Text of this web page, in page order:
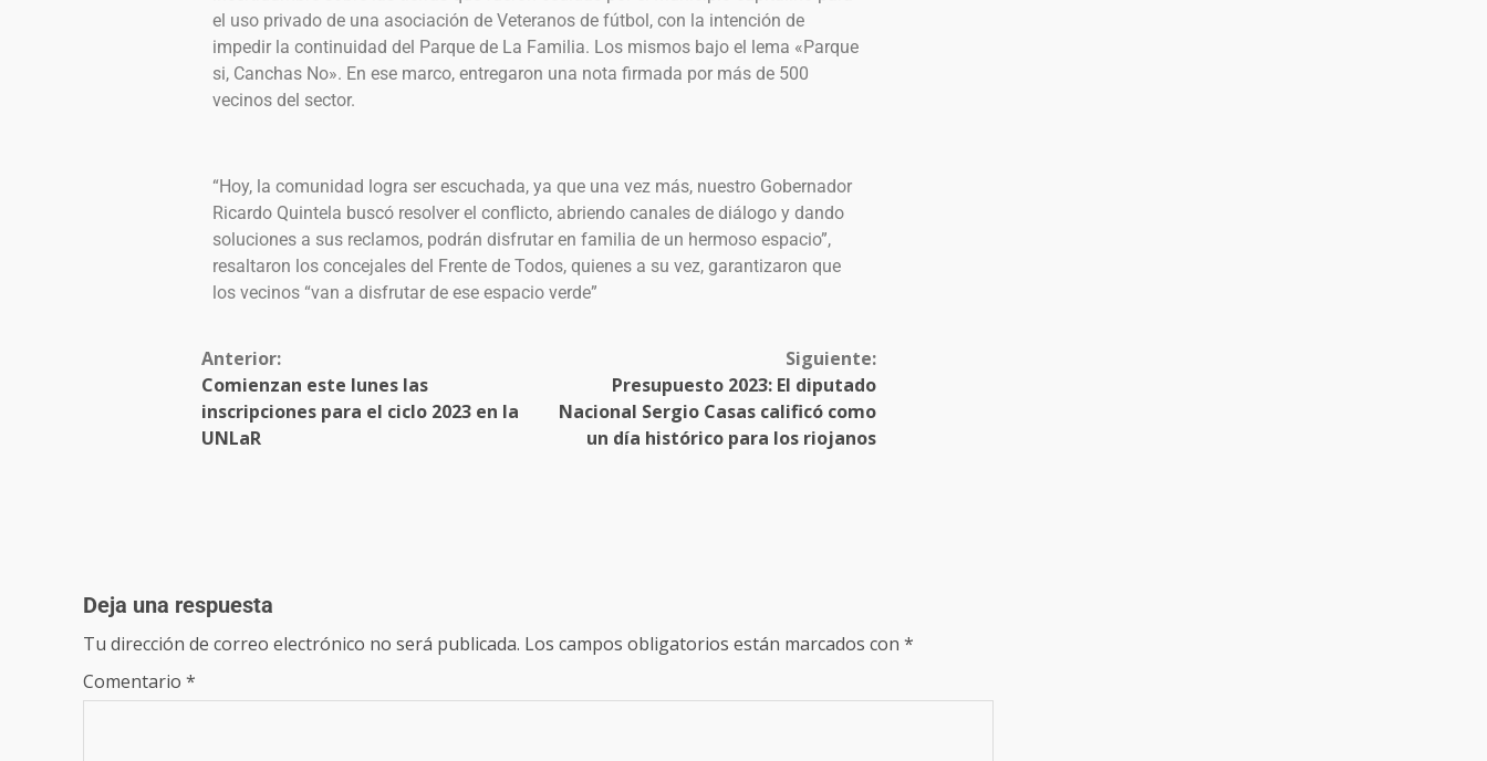
el uso privado de una asociación de Veteranos de fútbol, con la intención de
impedir la continuidad del Parque de La Familia. Los mismos bajo el lema «Parque
si, Canchas No». En ese marco, entregaron una nota firmada por más de 500
vecinos del sector.
“Hoy, la comunidad logra ser escuchada, ya que una vez más, nuestro Gobernador
Ricardo Quintela buscó resolver el conflicto, abriendo canales de diálogo y dando
soluciones a sus reclamos, podrán disfrutar en familia de un hermoso espacio”,
resaltaron los concejales del Frente de Todos, quienes a su vez, garantizaron que
los vecinos “van a disfrutar de ese espacio verde”
Anterior:
Comienzan este lunes las
inscripciones para el ciclo 2023 en la
UNLaR
Siguiente:
Presupuesto 2023: El diputado
Nacional Sergio Casas calificó como
un día histórico para los riojanos
Deja una respuesta
Tu dirección de correo electrónico no será publicada. Los campos obligatorios están marcados con *
Comentario *